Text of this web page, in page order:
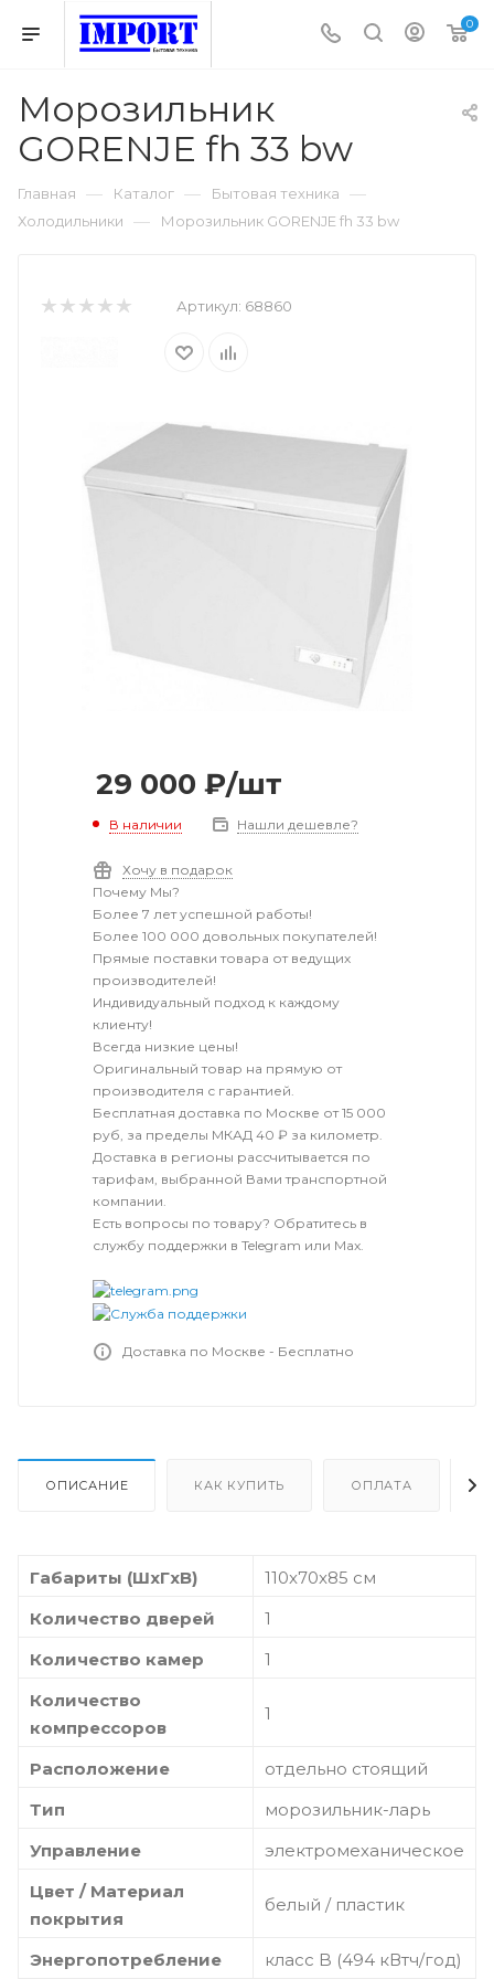
0
Морозильник
GORENJE fh 33 bw
Главная — Каталог — Бытовая техника —
Холодильники — Морозильник GORENJE fh 33 bw
Артикул: 68860
29 000 ₽/шт
В наличии Нашли дешевле?
Хочу в подарок
Почему Мы?
Более 7 лет успешной работы!
Более 100 000 довольных покупателей!
Прямые поставки товара от ведущих
производителей!
Индивидуальный подход к каждому
клиенту!
Всегда низкие цены!
Оригинальный товар на прямую от
производителя с гарантией.
Бесплатная доставка по Москве от 15 000
руб, за пределы МКАД 40 ₽ за километр.
Доставка в регионы рассчитывается по
тарифам, выбранной Вами транспортной
компании.
Есть вопросы по товару? Обратитесь в
службу поддержки в Telegram или Max.
Доставка по Москве - Бесплатно
ОПИСАНИЕ КАК КУПИТЬ ОПЛАТА
Габариты (ШxГxВ)
110x70x85 см
Количество дверей
1
Количество камер
1
Количество
компрессоров
1
Расположение
отдельно стоящий
Тип
морозильник-ларь
Управление
электромеханическое
Цвет / Материал
покрытия
белый / пластик
Энергопотребление класс B (494 кВтч/год)